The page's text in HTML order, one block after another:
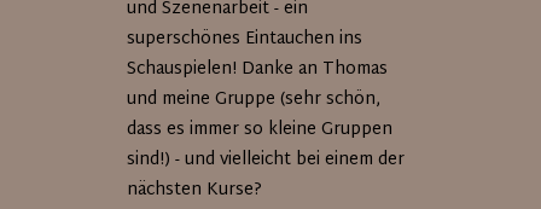
und Szenenarbeit - ein
superschönes Eintauchen ins
Schauspielen! Danke an Thomas
und meine Gruppe (sehr schön,
dass es immer so kleine Gruppen
sind!) - und vielleicht bei einem der
nächsten Kurse?